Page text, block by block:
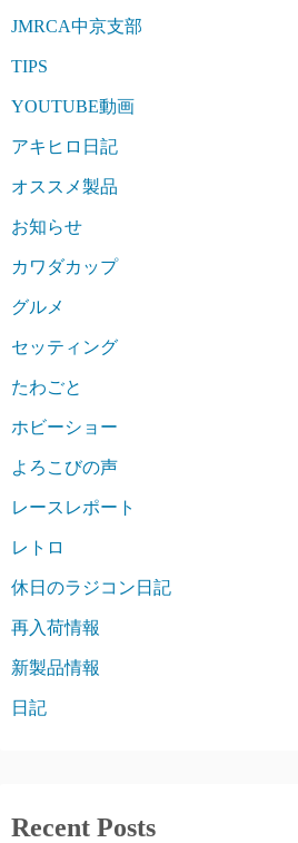
JMRCA中京支部
TIPS
YOUTUBE動画
アキヒロ日記
オススメ製品
お知らせ
カワダカップ
グルメ
セッティング
たわごと
ホビーショー
よろこびの声
レースレポート
レトロ
休日のラジコン日記
再入荷情報
新製品情報
日記
Recent Posts